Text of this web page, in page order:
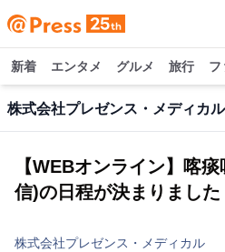
新着 エンタメ グルメ 旅行 フ
株式会社プレゼンス・メディカル
【WEBオンライン】喀
信)の日程が決まりました
株式会社プレゼンス・メディカル